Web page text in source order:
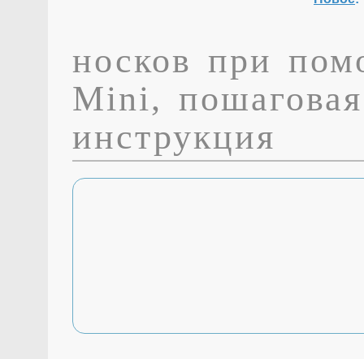
носков при
Mini, пошаговая
инструкция